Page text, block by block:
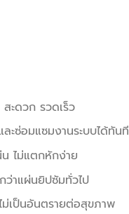
ะดวก รวดเร็ว
ะซ่อมแซมงานระบบได้ทันที
ไม่แตกหักง่าย
ว่าแผ่นยิปซัมทั่วไป
เป็นอันตรายต่อสุขภาพ